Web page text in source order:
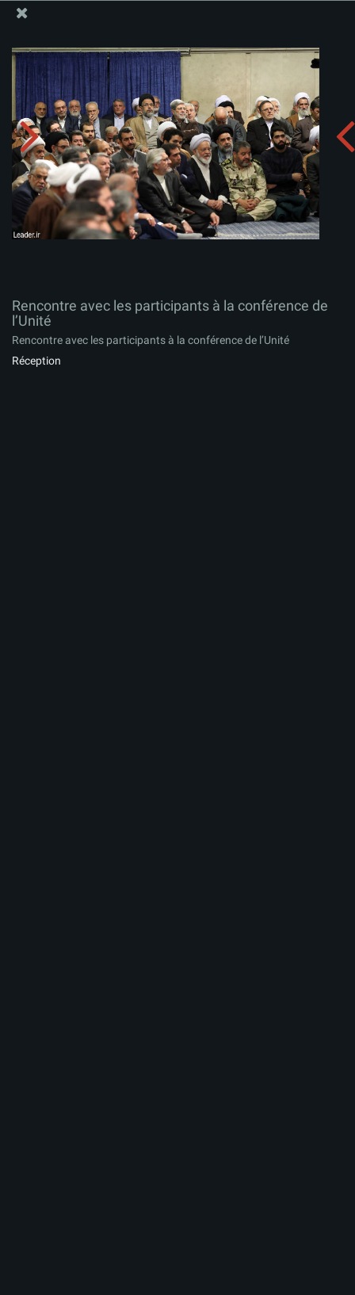
Rencontre avec les participants à la conférence de
l’Unité
Télécharger l'album:
Rencontre avec les participants à la conférence de
l’Unité
Rencontre avec les participants à la conférence de l’Unité
Réception